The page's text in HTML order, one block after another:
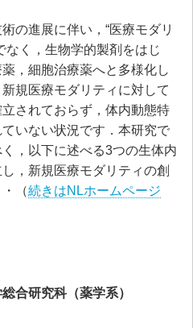
の進展に伴い，“医療モダリ
なく，生物学的製剤をはじ
，細胞治療薬へと多様化し
規医療モダリティに対して
されておらず，体内動態特
いない状況です．本研究で
，以下に述べる3つの生体内
，新規医療モダリティの創
（続きはNLホームページ
合研究科（薬学系）